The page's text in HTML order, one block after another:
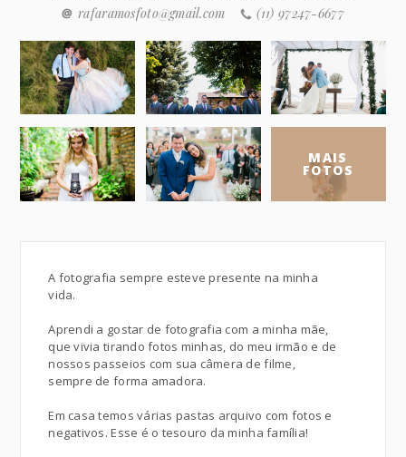
rafaramosfoto@gmail.com (11) 97247-6677
MAIS
FOTOS
A fotografia sempre esteve presente na minha
vida.
Aprendi a gostar de fotografia com a minha mãe,
que vivia tirando fotos minhas, do meu irmão e de
nossos passeios com sua câmera de filme,
sempre de forma amadora.
Em casa temos várias pastas arquivo com fotos e
negativos. Esse é o tesouro da minha família!